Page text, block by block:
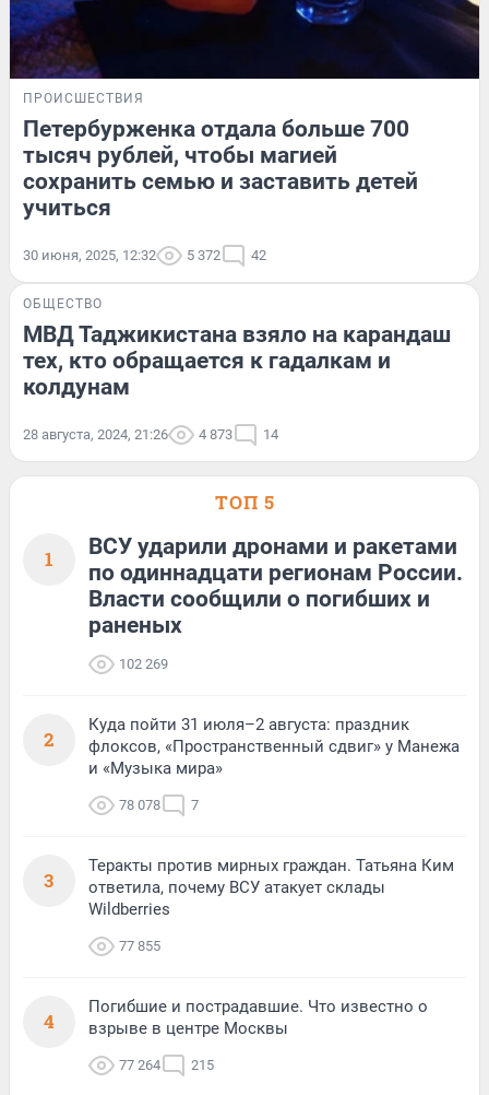
ПРОИСШЕСТВИЯ
Петербурженка отдала больше 700
тысяч рублей, чтобы магией
сохранить семью и заставить детей
учиться
30 июня, 2025, 12:32 5 372 42
ОБЩЕСТВО
МВД Таджикистана взяло на карандаш
тех, кто обращается к гадалкам и
колдунам
28 августа, 2024, 21:26 4 873 14
ТОП 5
1
ВСУ ударили дронами и ракетами
по одиннадцати регионам России.
Власти сообщили о погибших и
раненых
102 269
2
Куда пойти 31 июля–2 августа: праздник
флоксов, «Пространственный сдвиг» у Манежа
и «Музыка мира»
78 078 7
3
Теракты против мирных граждан. Татьяна Ким
ответила, почему ВСУ атакует склады
Wildberries
77 855
4
Погибшие и пострадавшие. Что известно о
взрыве в центре Москвы
77 264 215